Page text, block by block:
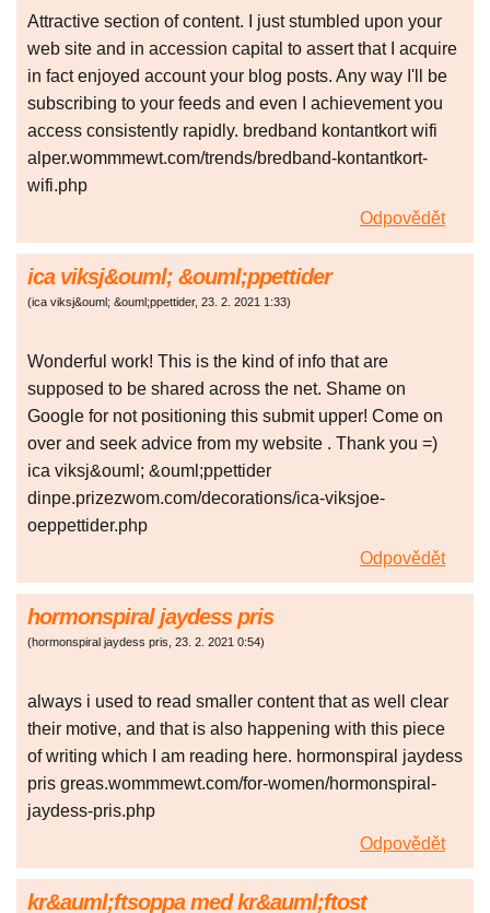
Attractive section of content. I just stumbled upon your
web site and in accession capital to assert that I acquire
in fact enjoyed account your blog posts. Any way I'll be
subscribing to your feeds and even I achievement you
access consistently rapidly. bredband kontantkort wifi
alper.wommmewt.com/trends/bredband-kontantkort-
wifi.php
Odpovědět
ica viksj&ouml; &ouml;ppettider
(ica viksj&ouml; &ouml;ppettider, 23. 2. 2021 1:33)
Wonderful work! This is the kind of info that are
supposed to be shared across the net. Shame on
Google for not positioning this submit upper! Come on
over and seek advice from my website . Thank you =)
ica viksj&ouml; &ouml;ppettider
dinpe.prizezwom.com/decorations/ica-viksjoe-
oeppettider.php
Odpovědět
hormonspiral jaydess pris
(hormonspiral jaydess pris, 23. 2. 2021 0:54)
always i used to read smaller content that as well clear
their motive, and that is also happening with this piece
of writing which I am reading here. hormonspiral jaydess
pris greas.wommmewt.com/for-women/hormonspiral-
jaydess-pris.php
Odpovědět
kr&auml;ftsoppa med kr&auml;ftost